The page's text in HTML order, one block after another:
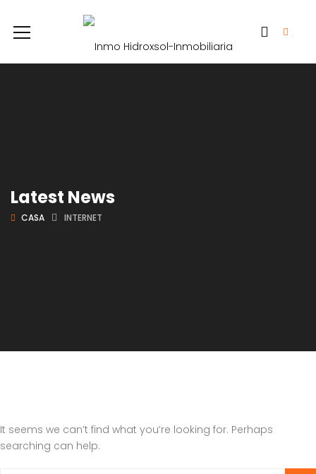
Latest News
CASA INTERNET
It seems we can’t find what you’re looking for. Perhaps
searching can help.